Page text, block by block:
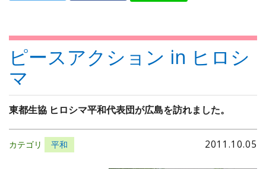
ピースアクション in ヒロシ
マ
東都生協 ヒロシマ平和代表団が広島を訪れました。
2011.10.05
カテゴリ 平和